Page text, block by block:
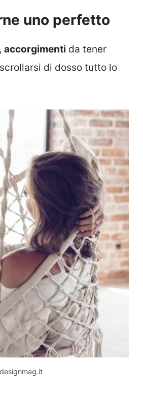
uno perfetto
accorgimenti da tener
di dosso tutto lo